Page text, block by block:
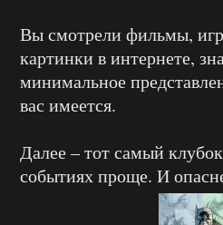
Вы смотрели фильмы,
картинки в интернете,
минимальное
вас имеется.
Далее – тот самый
событиях проще. И